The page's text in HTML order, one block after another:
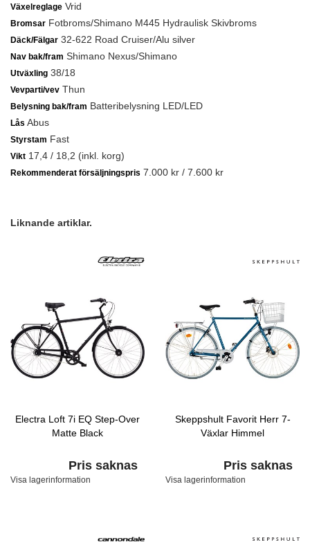
Växelreglage Vrid
Bromsar Fotbroms/Shimano M445 Hydraulisk Skivbroms
Däck/Fälgar 32-622 Road Cruiser/Alu silver
Nav bak/fram Shimano Nexus/Shimano
Utväxling 38/18
Vevparti/vev Thun
Belysning bak/fram Batteribelysning LED/LED
Lås Abus
Styrstam Fast
Vikt 17,4 / 18,2 (inkl. korg)
Rekommenderat försäljningspris 7.000 kr / 7.600 kr
Liknande artiklar.
Electra Loft 7i EQ Step-Over
Matte Black
Pris saknas
Visa lagerinformation
Skeppshult Favorit Herr 7-
Växlar Himmel
Pris saknas
Visa lagerinformation